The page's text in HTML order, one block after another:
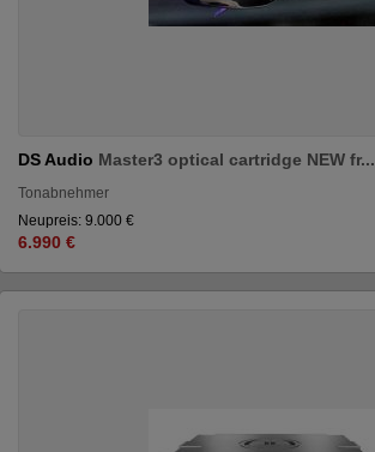
DS Audio Master3 optical cartridge NEW fr...
Tonabnehmer
Neupreis: 9.000 €
6.990 €